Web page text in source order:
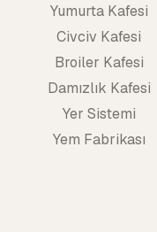
Yumurta Kafesi
Civciv Kafesi
Broiler Kafesi
Damızlık Kafesi
Yer Sistemi
Yem Fabrikası